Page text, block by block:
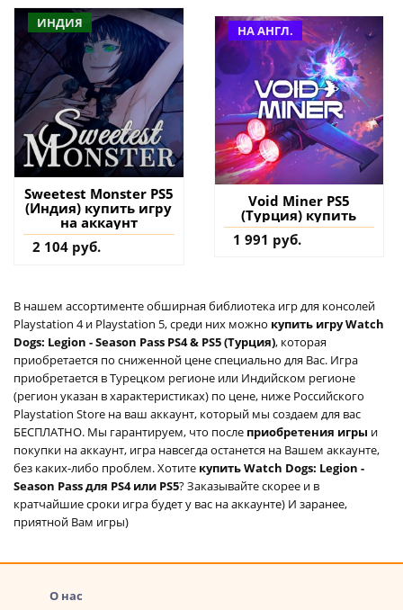
ИНДИЯ
Sweetest Monster PS5
(Индия) купить игру
на аккаунт
2 104 руб.
НА АНГЛ.
Void Miner PS5
(Турция) купить
1 991 руб.
В нашем ассортименте обширная библиотека игр для консолей
Playstation 4 и Playstation 5, среди них можно купить игру Watch
Dogs: Legion - Season Pass PS4 & PS5 (Турция), которая
приобретается по сниженной цене специально для Вас. Игра
приобретается в Турецком регионе или Индийском регионе
(регион указан в характеристиках) по цене, ниже Российского
Playstation Store на ваш аккаунт, который мы создаем для вас
БЕСПЛАТНО. Мы гарантируем, что после приобретения игры и
покупки на аккаунт, игра навсегда останется на Вашем аккаунте,
без каких-либо проблем. Хотите купить Watch Dogs: Legion -
Season Pass для PS4 или PS5? Заказывайте скорее и в
кратчайшие сроки игра будет у вас на аккаунте) И заранее,
приятной Вам игры)
О нас